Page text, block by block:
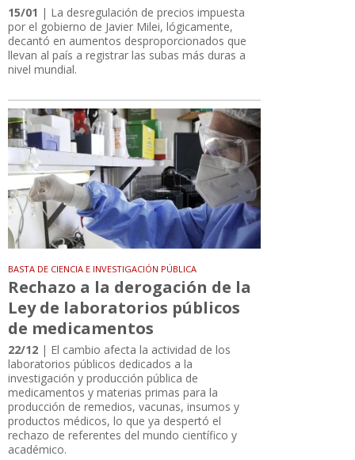
15/01 | La desregulación de precios impuesta
por el gobierno de Javier Milei, lógicamente,
decantó en aumentos desproporcionados que
llevan al país a registrar las subas más duras a
nivel mundial.
BASTA DE CIENCIA E INVESTIGACIÓN PÚBLICA
Rechazo a la derogación de la
Ley de laboratorios públicos
de medicamentos
22/12 | El cambio afecta la actividad de los
laboratorios públicos dedicados a la
investigación y producción pública de
medicamentos y materias primas para la
producción de remedios, vacunas, insumos y
productos médicos, lo que ya despertó el
rechazo de referentes del mundo científico y
académico.